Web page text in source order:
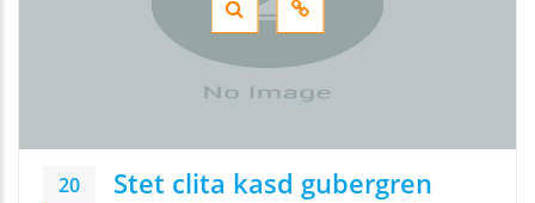
20 Stet clita kasd gubergren